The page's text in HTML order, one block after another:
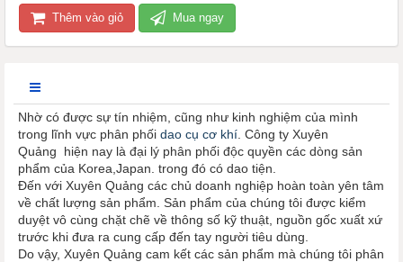
Thêm vào giỏ Mua ngay
Nhờ có được sự tín nhiệm, cũng như kinh nghiệm của mình
trong lĩnh vực phân phối dao cụ cơ khí . Công ty Xuyên
Quảng hiện nay là đại lý phân phối độc quyền các dòng sản
phẩm của Korea,Japan. trong đó có dao tiện.
Đến với Xuyên Quảng các chủ doanh nghiệp hoàn toàn yên tâm
về chất lượng sản phẩm. Sản phẩm của chúng tôi được kiểm
duyệt vô cùng chặt chẽ về thông số kỹ thuật, nguồn gốc xuất xứ
trước khi đưa ra cung cấp đến tay người tiêu dùng.
Do vậy, Xuyên Quảng cam kết các sản phẩm mà chúng tôi phân